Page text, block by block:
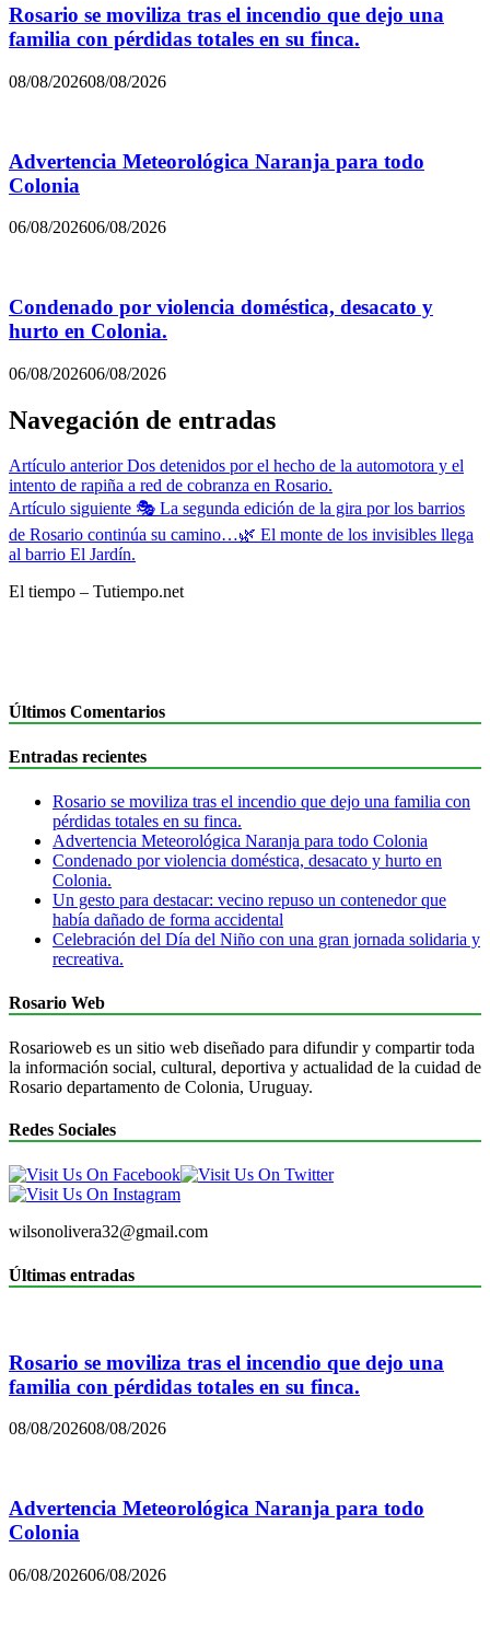
Rosario se moviliza tras el incendio que dejo una
familia con pérdidas totales en su finca.
08/08/202608/08/2026
Advertencia Meteorológica Naranja para todo
Colonia
06/08/202606/08/2026
Condenado por violencia doméstica, desacato y
hurto en Colonia.
06/08/202606/08/2026
Navegación de entradas
Artículo anterior Dos detenidos por el hecho de la automotora y el
intento de rapiña a red de cobranza en Rosario.
Artículo siguiente 🎭 La segunda edición de la gira por los barrios
de Rosario continúa su camino…🌿 El monte de los invisibles llega
al barrio El Jardín.
El tiempo – Tutiempo.net
Últimos Comentarios
Entradas recientes
Rosario se moviliza tras el incendio que dejo una familia con
pérdidas totales en su finca.
Advertencia Meteorológica Naranja para todo Colonia
Condenado por violencia doméstica, desacato y hurto en
Colonia.
Un gesto para destacar: vecino repuso un contenedor que
había dañado de forma accidental
Celebración del Día del Niño con una gran jornada solidaria y
recreativa.
Rosario Web
Rosarioweb es un sitio web diseñado para difundir y compartir toda
la información social, cultural, deportiva y actualidad de la cuidad de
Rosario departamento de Colonia, Uruguay.
Redes Sociales
wilsonolivera32@gmail.com
Últimas entradas
Rosario se moviliza tras el incendio que dejo una
familia con pérdidas totales en su finca.
08/08/202608/08/2026
Advertencia Meteorológica Naranja para todo
Colonia
06/08/202606/08/2026